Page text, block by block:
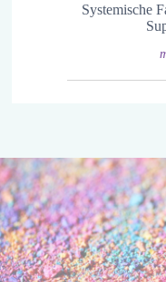
Systemische